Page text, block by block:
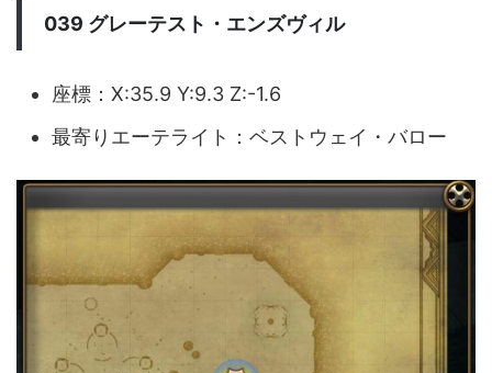
039 グレーテスト・エンズヴィル
座標：X:35.9 Y:9.3 Z:-1.6
最寄りエーテライト：ベストウェイ・バロー